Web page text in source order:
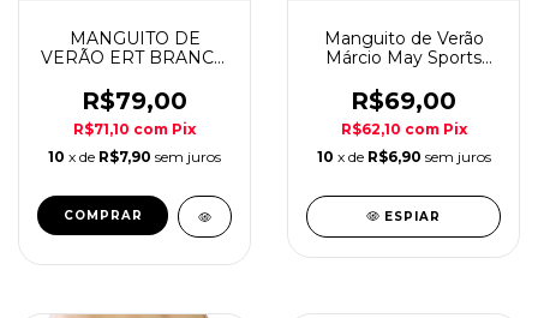
MANGUITO DE
VERÃO ERT BRANCO
R$79,00
R$71,10 com Pix
10 x de R$7,90 sem juros
COMPRAR
Manguito de Verão
Márcio May Sports
R$69,00
R$62,10 com Pix
10 x de R$6,90 sem juros
ESPIAR